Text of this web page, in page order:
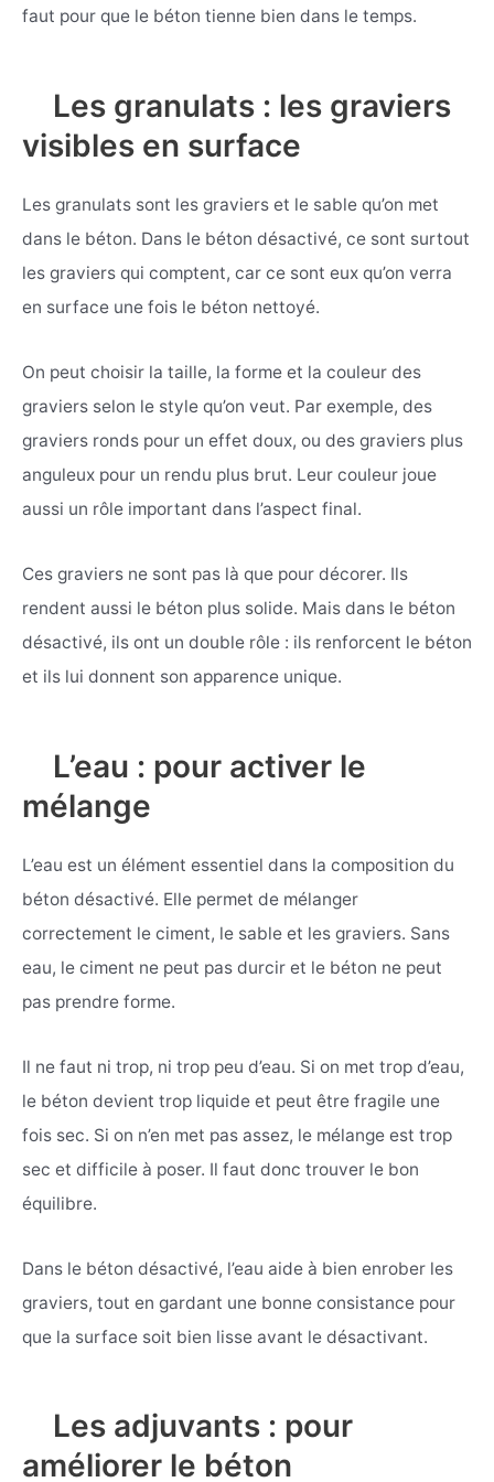
faut pour que le béton tienne bien dans le temps.
Les granulats : les graviers
visibles en surface
Les granulats sont les graviers et le sable qu’on met
dans le béton. Dans le béton désactivé, ce sont surtout
les graviers qui comptent, car ce sont eux qu’on verra
en surface une fois le béton nettoyé.
On peut choisir la taille, la forme et la couleur des
graviers selon le style qu’on veut. Par exemple, des
graviers ronds pour un effet doux, ou des graviers plus
anguleux pour un rendu plus brut. Leur couleur joue
aussi un rôle important dans l’aspect final.
Ces graviers ne sont pas là que pour décorer. Ils
rendent aussi le béton plus solide. Mais dans le béton
désactivé, ils ont un double rôle : ils renforcent le béton
et ils lui donnent son apparence unique.
L’eau : pour activer le
mélange
L’eau est un élément essentiel dans la composition du
béton désactivé. Elle permet de mélanger
correctement le ciment, le sable et les graviers. Sans
eau, le ciment ne peut pas durcir et le béton ne peut
pas prendre forme.
Il ne faut ni trop, ni trop peu d’eau. Si on met trop d’eau,
le béton devient trop liquide et peut être fragile une
fois sec. Si on n’en met pas assez, le mélange est trop
sec et difficile à poser. Il faut donc trouver le bon
équilibre.
Dans le béton désactivé, l’eau aide à bien enrober les
graviers, tout en gardant une bonne consistance pour
que la surface soit bien lisse avant le désactivant.
Les adjuvants : pour
améliorer le béton